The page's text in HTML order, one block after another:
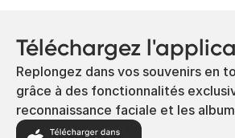
Téléchargez
Replongez dans vos souvenirs en
grâce à des fonctionnalités
reconnaissance faciale et les